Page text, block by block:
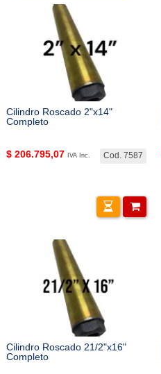
Cilindro Roscado 2"x14"
Completo
Cod. 7587
$ 206.795,07 IVA Inc.
Cilindro Roscado 21/2"x16"
Completo